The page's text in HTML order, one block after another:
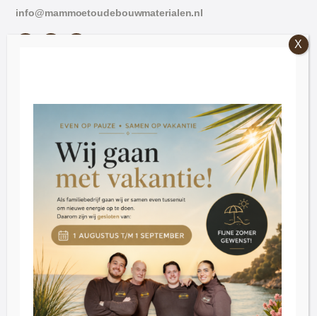
info@mammoetoudebouwmaterialen.nl
Zaterdag: 09:30 – 16:30
Dinsdag t/m donderdag op afspraak
Klantenservice
Blog
Reviews
Contact